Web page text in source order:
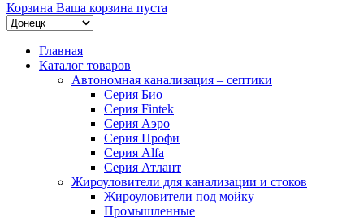
Корзина Ваша корзина пуста
Главная
Каталог товаров
Автономная канализация – септики
Серия Био
Серия Fintek
Серия Аэро
Серия Профи
Серия Alfa
Серия Атлант
Жироуловители для канализации и стоков
Жироуловители под мойку
Промышленные